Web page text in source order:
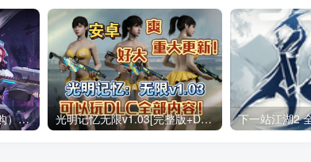
战魂铭人 v3.4.0（无限内购）Steam移植 仙宫失序，裁决降临两名新英雄，来自仙宫城！道具羁绊系统上线！ 光明记忆无限v1.03[完整版+DLC+mod版]Steam移植